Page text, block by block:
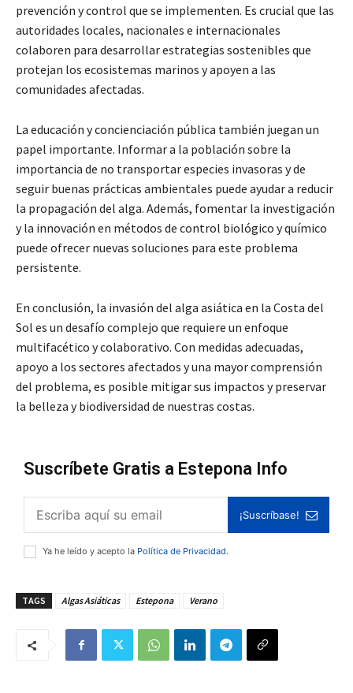
prevención y control que se implementen. Es crucial que las
autoridades locales, nacionales e internacionales
colaboren para desarrollar estrategias sostenibles que
protejan los ecosistemas marinos y apoyen a las
comunidades afectadas.
La educación y concienciación pública también juegan un
papel importante. Informar a la población sobre la
importancia de no transportar especies invasoras y de
seguir buenas prácticas ambientales puede ayudar a reducir
la propagación del alga. Además, fomentar la investigación
y la innovación en métodos de control biológico y químico
puede ofrecer nuevas soluciones para este problema
persistente.
En conclusión, la invasión del alga asiática en la Costa del
Sol es un desafío complejo que requiere un enfoque
multifacético y colaborativo. Con medidas adecuadas,
apoyo a los sectores afectados y una mayor comprensión
del problema, es posible mitigar sus impactos y preservar
la belleza y biodiversidad de nuestras costas.
Suscríbete Gratis a Estepona Info
¡Suscríbase!
Ya he leído y acepto la Política de Privacidad.
TAGS Algas Asiáticas Estepona Verano